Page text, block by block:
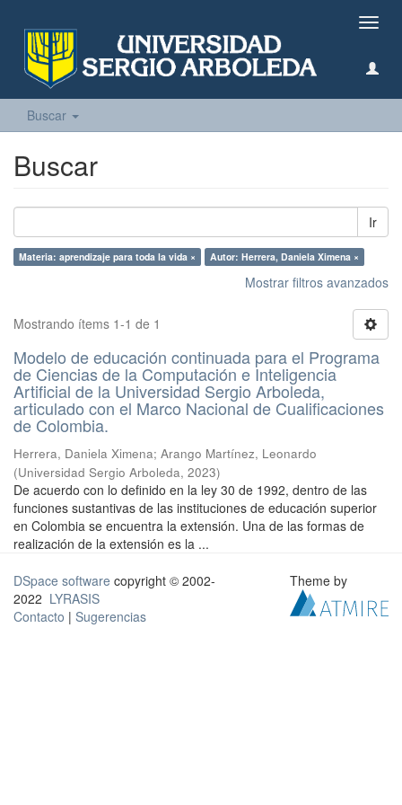
Buscar
Buscar
Ir
Materia: aprendizaje para toda la vida × Autor: Herrera, Daniela Ximena ×
Mostrar filtros avanzados
Mostrando ítems 1-1 de 1
Modelo de educación continuada para el Programa
de Ciencias de la Computación e Inteligencia
Artificial de la Universidad Sergio Arboleda,
articulado con el Marco Nacional de Cualificaciones
de Colombia.
Herrera, Daniela Ximena; Arango Martínez, Leonardo
(Universidad Sergio Arboleda, 2023)
De acuerdo con lo definido en la ley 30 de 1992, dentro de las
funciones sustantivas de las instituciones de educación superior
en Colombia se encuentra la extensión. Una de las formas de
realización de la extensión es la ...
DSpace software copyright © 2002-
2022 LYRASIS
Contacto | Sugerencias
Theme by